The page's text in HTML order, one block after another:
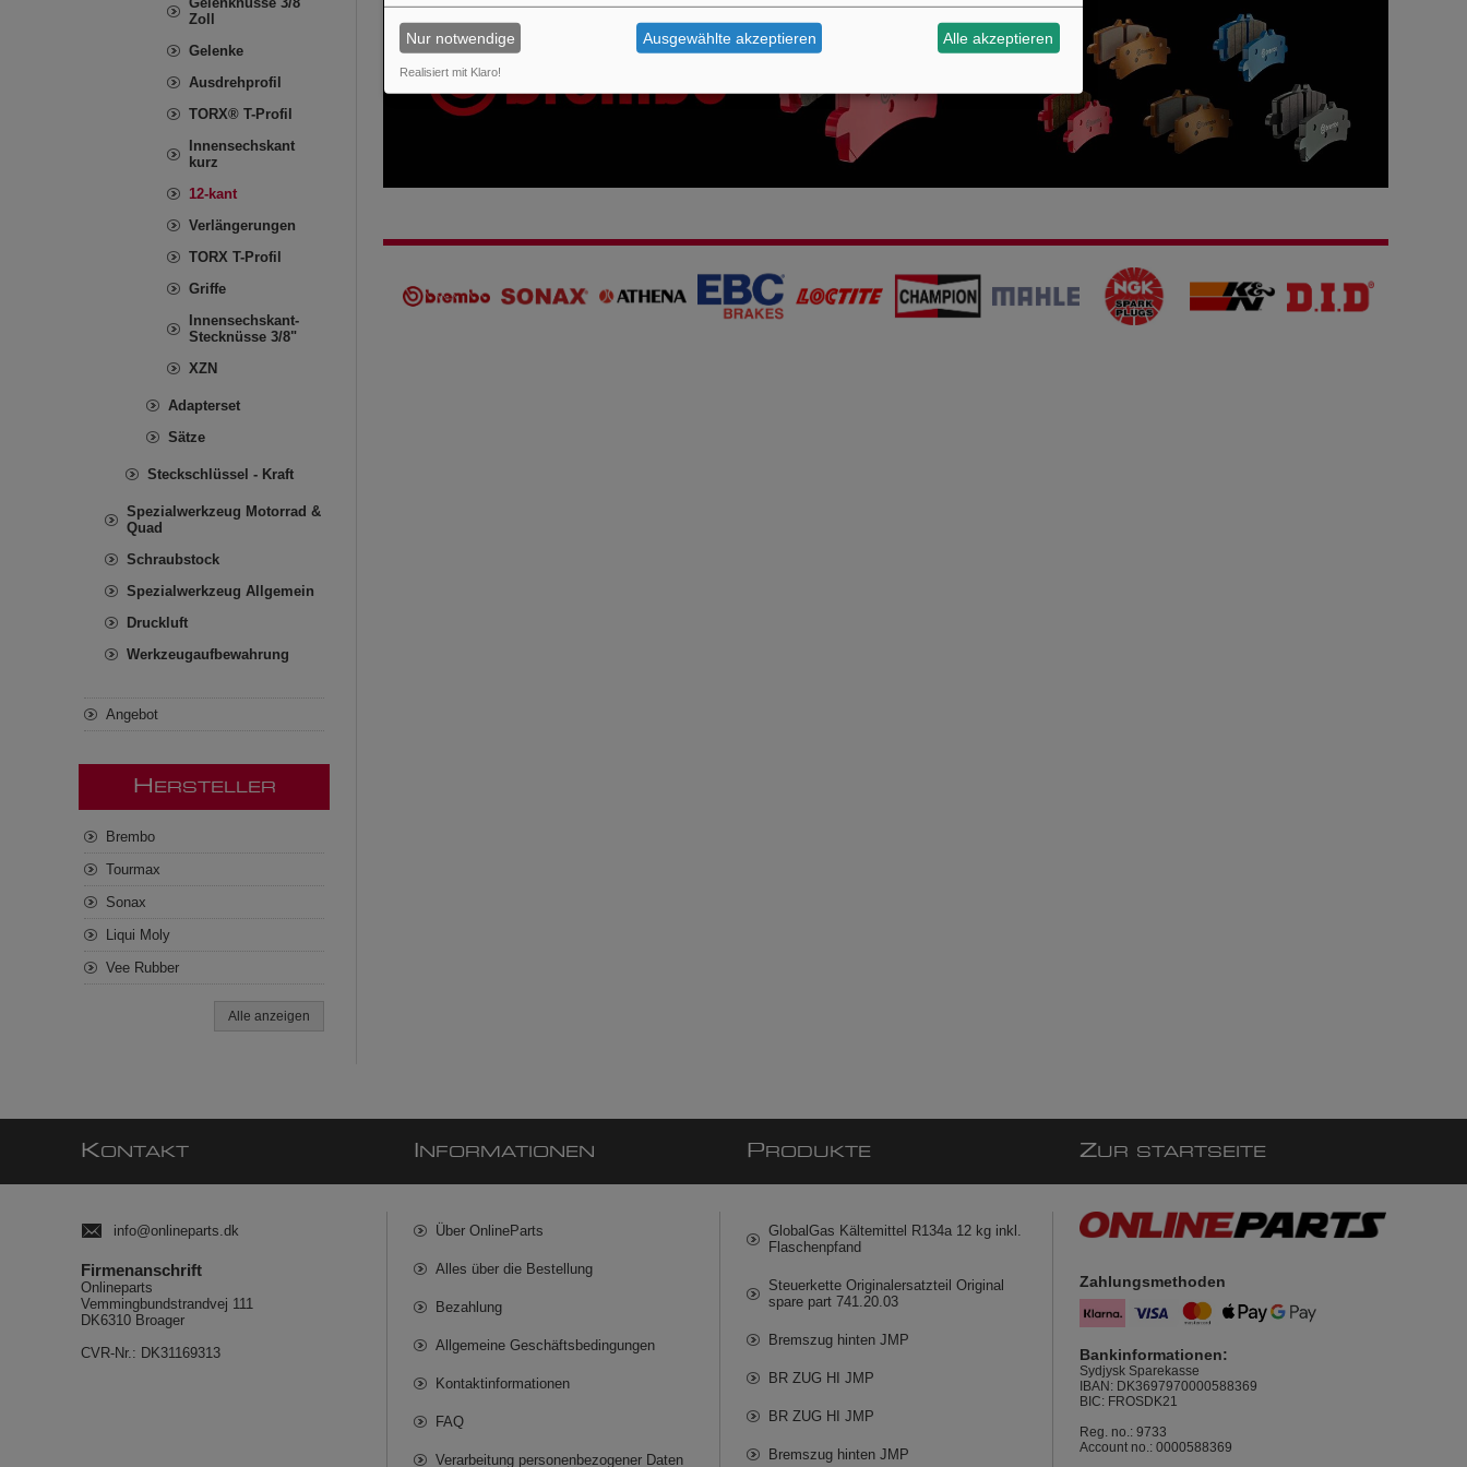
Zoll
Gelenke
Ausdrehprofil
TORX® T-Profil
Innensechskant
kurz
12-kant
Verlängerungen
TORX T-Profil
Griffe
Innensechskant-
Stecknüsse 3/8"
XZN
Adapterset
Sätze
Steckschlüssel - Kraft
Spezialwerkzeug Motorrad &
Quad
Schraubstock
Spezialwerkzeug Allgemein
Druckluft
Werkzeugaufbewahrung
Angebot
H ERSTELLER
Brembo
Tourmax
Sonax
Liqui Moly
Vee Rubber
Alle anzeigen
KONTAKT
info@onlineparts.dk
Firmenanschrift
Onlineparts
Vemmingbundstrandvej 111
DK6310 Broager
CVR-Nr.: DK31169313
NFORMATIONEN
Über OnlineParts
Alles über die Bestellung
Bezahlung
Allgemeine Geschäftsbedingungen
Kontaktinformationen
FAQ
Verarbeitung personenbezogener Daten
P RODUKTE
GlobalGas Kältemittel R134a 12 kg inkl.
Flaschenpfand
Steuerkette Originalersatzteil Original
spare part 741.20.03
Bremszug hinten JMP
BR ZUG HI JMP
BR ZUG HI JMP
Bremszug hinten JMP
ZUR STARTSEITE
Zahlungsmethoden
Bankinformationen:
Sydjysk Sparekasse
IBAN: DK3697970000588369
BIC: FROSDK21
Reg. no.: 9733
Account no.: 0000588369
Nur notwendige Ausgewählte akzeptieren Alle akzeptieren
Realisiert mit Klaro!